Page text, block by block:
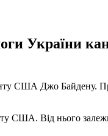
України
США Джо Байдену.
США. Від нього